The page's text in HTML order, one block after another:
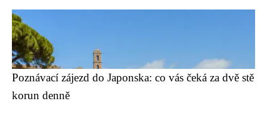
Poznávací zájezd do Japonska: co vás čeká za dvě stě
korun denně